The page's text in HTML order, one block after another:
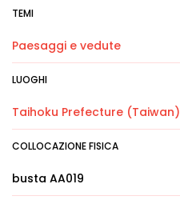
TEMI
Paesaggi e vedute
LUOGHI
Taihoku Prefecture (Taiwan)
COLLOCAZIONE FISICA
busta AA019